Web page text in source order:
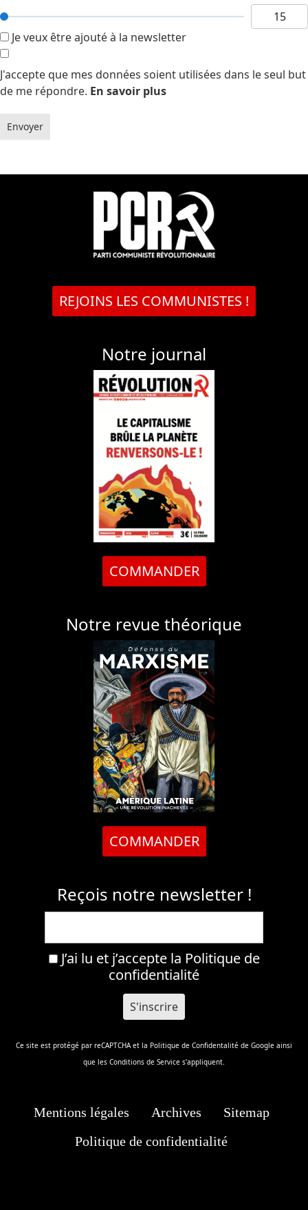
Je veux être ajouté à la newsletter
J'accepte que mes données soient utilisées dans le seul but
de me répondre. En savoir plus
Envoyer
REJOINS LES COMMUNISTES !
Notre journal
COMMANDER
Notre revue théorique
COMMANDER
Reçois notre newsletter !
J’ai lu et j’accepte la Politique de
confidentialité
Ce site est protégé par reCAPTCHA et la Politique de Confidentalité de Google ainsi
que les Conditions de Service s'appliquent.
Mentions légales Archives
Sitemap
Politique de confidentialité